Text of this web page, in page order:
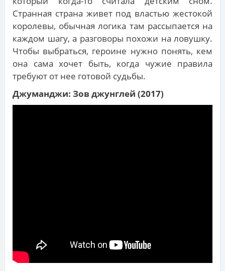
Странная страна живет под властью жестокой
королевы, обычная логика там рассыпается на
каждом шагу, а разговоры похожи на ловушку.
Чтобы выбраться, героине нужно понять, кем
она сама хочет быть, когда чужие правила
требуют от нее готовой судьбы.
Джуманджи: Зов джунглей (2017)